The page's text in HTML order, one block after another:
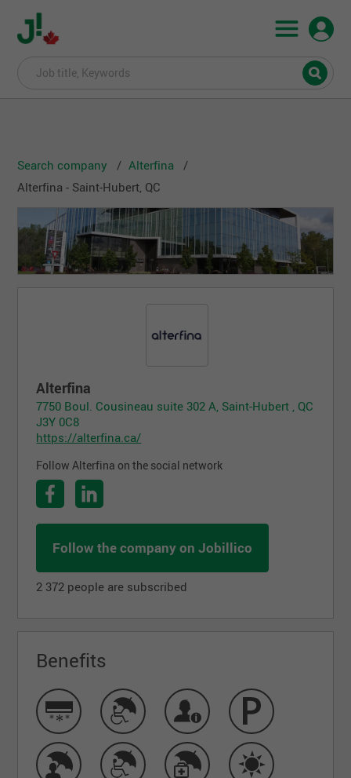
Search company
Alterfina
Alterfina - Saint-Hubert, QC
Alterfina
7750 Boul. Cousineau suite 302 A, Saint-Hubert , QC
J3Y 0C8
https://alterfina.ca/
Follow Alterfina on the social network
Follow the company on Jobillico
2 372 people are subscribed
Benefits